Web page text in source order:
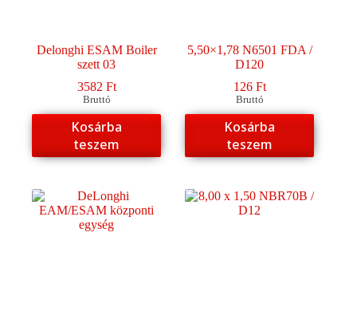
Delonghi ESAM Boiler
szett 03
3582 Ft
Bruttó
Kosárba
teszem
5,50×1,78 N6501 FDA /
D120
126 Ft
Bruttó
Kosárba
teszem